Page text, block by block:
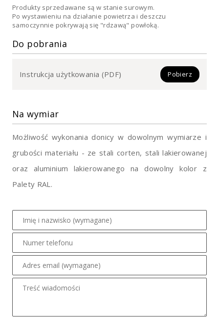
Produkty sprzedawane są w stanie surowym.
Po wystawieniu na działanie powietrza i deszczu
samoczynnie pokrywają się "rdzawą" powłoką.
Do pobrania
Instrukcja użytkowania (PDF) Pobierz
Na wymiar
Możliwość wykonania donicy w dowolnym wymiarze i
grubości materiału - ze stali corten, stali lakierowanej
oraz aluminium lakierowanego na dowolny kolor z
Palety RAL.